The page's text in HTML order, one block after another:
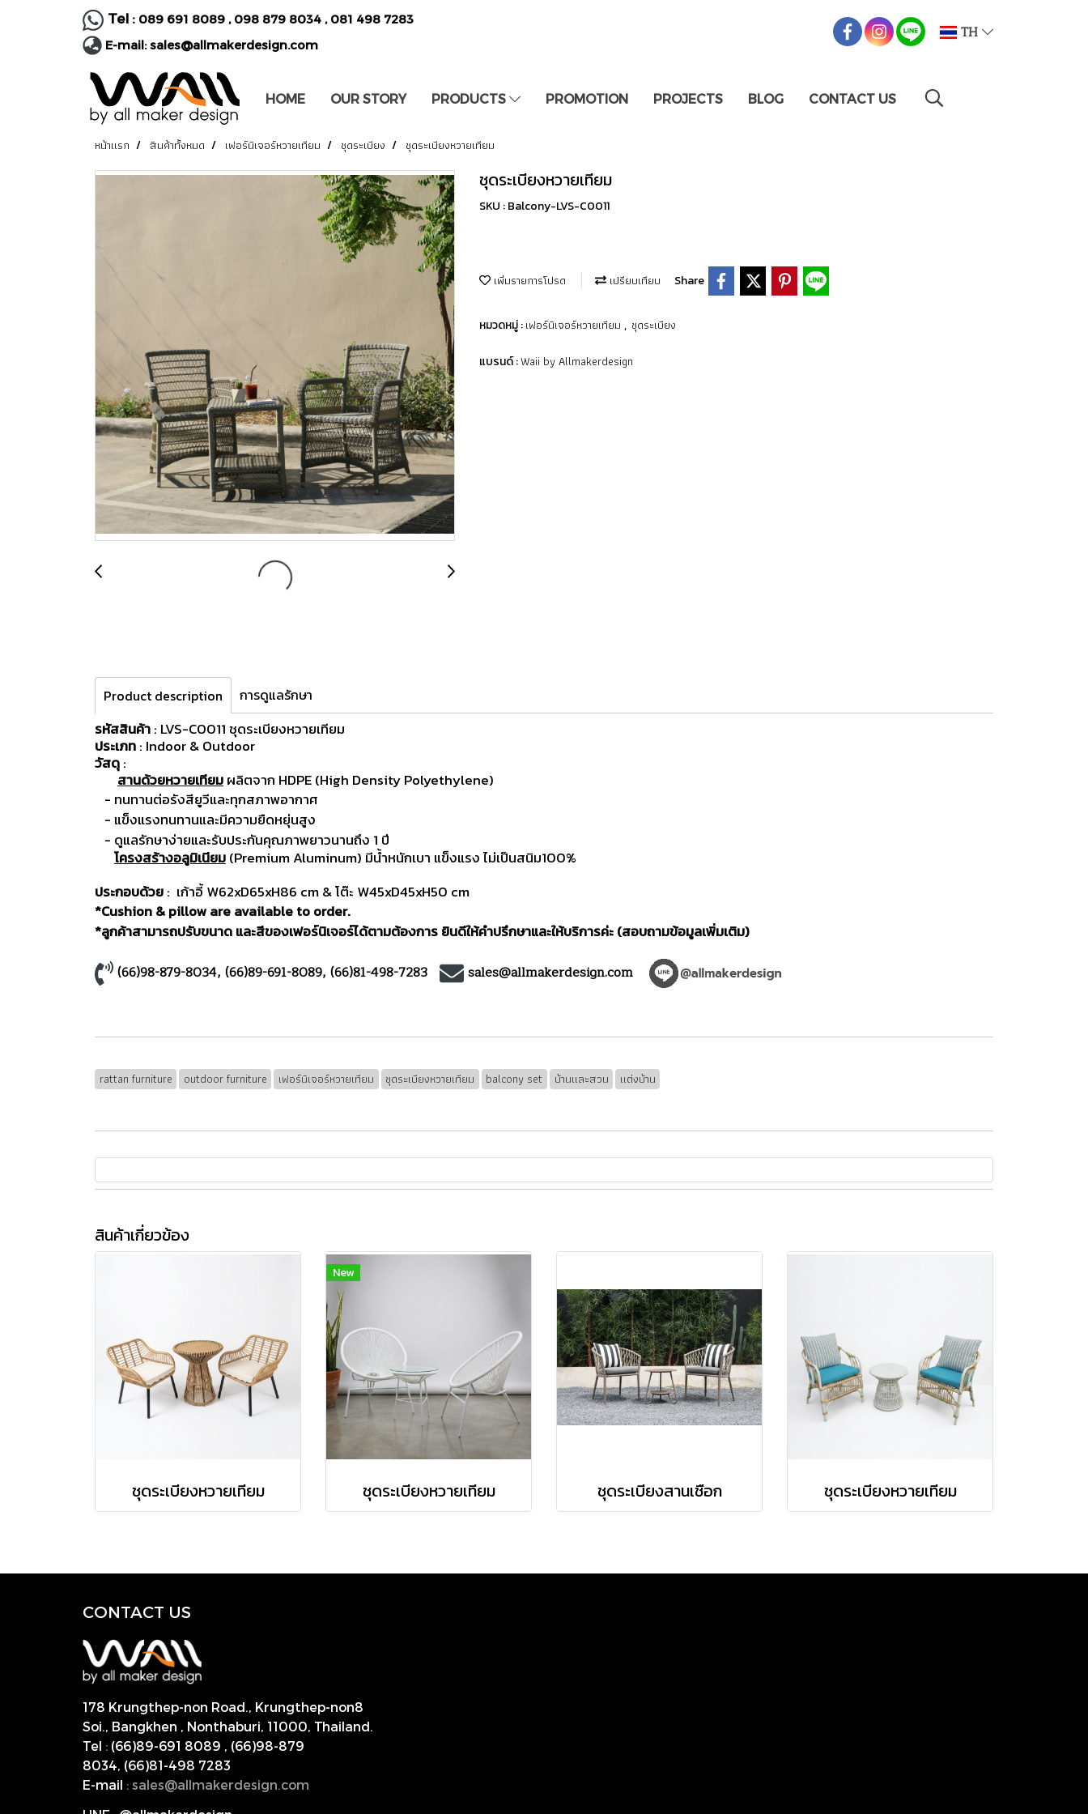
Tel : 089 691 8089 , 098 879 8034 , 081 498 7283
E-mail:sales@allmakerdesign.com
TH
HOME OUR STORY PRODUCTS PROMOTION PROJECTS BLOG CONTACT US
หน้าแรก สินค้าทั้งหมด เฟอร์นิเจอร์หวายเทียม ชุดระเบียง ชุดระเบียงหวายเทียม
ชุดระเบียงหวายเทียม
SKU : Balcony-LVS-C0011
เพิ่มรายการโปรด เปรียบเทียบ Share
หมวดหมู่ :เฟอร์นิเจอร์หวายเทียม , ชุดระเบียง
แบรนด์ :Waii by Allmakerdesign
Product description การดูแลรักษา
รหัสสินค้า: LVS-C0011 ชุดระเบียงหวายเทียม
ประเภท: Indoor & Outdoor
วัสดุ:
สานด้วยหวายเทียมผลิตจาก HDPE (High Density Polyethylene)
- ทนทานต่อรังสียูวีและทุกสภาพอากาศ
- แข็งแรงทนทานและมีความยืดหยุ่นสูง
- ดูแลรักษาง่ายและรับประกันคุณภาพยาวนานถึง 1 ปี
โครงสร้างอลูมิเนียม(Premium Aluminum) มีน้ำหนักเบา แข็งแรง ไม่เป็นสนิม100%
ประกอบด้วย: เก้าอี้ W62xD65xH86 cm & โต๊ะ W45xD45xH50 cm
*Cushion & pillow are available to order.
*ลูกค้าสามารถปรับขนาด และสีของเฟอร์นิเจอร์ได้ตามต้องการ ยินดีให้คำปรึกษาและให้บริการค่ะ (สอบถามข้อมูลเพิ่มเติม)
(66)98-879-8034, (66)89-691-8089, (66)81-498-7283 sales@allmakerdesign.com
rattan furniture outdoor furniture เฟอร์นิเจอร์หวายเทียม ชุดระเบียงหวายเทียม balcony set บ้านและสวน แต่งบ้าน
สินค้าเกี่ยวข้อง
ชุดระเบียงหวายเทียม
New
ชุดระเบียงหวายเทียม ชุดระเบียงสานเชือก ชุดระเบียงหวายเทียม
CONTACT US
178 Krungthep-non Road., Krungthep-non8
Soi., Bangkhen , Nonthaburi, 11000, Thailand.
Tel : (66)89-691 8089 , (66)98-879
8034, (66)81-498 7283
E-mail : sales@allmakerdesign.com